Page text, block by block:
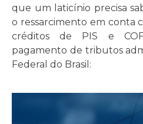
que um laticínio precisa
o ressarcimento em conta
créditos de PIS e
pagamento de tributos
Federal do Brasil: